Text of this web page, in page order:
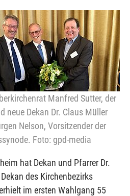
Manfred Sutter, der
neue Dekan Dr. Claus Müller
Nelson, Vorsitzender der
Foto: gpd-media
hat Dekan und Pfarrer Dr.
des Kirchenbezirks
im ersten Wahlgang 55